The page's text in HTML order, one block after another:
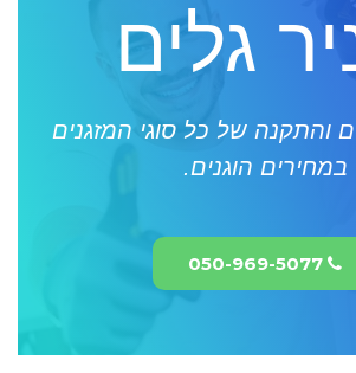
גלים
והתקנה של כל סוגי המזגנים
במחירים הוגנים.
050-969-5077